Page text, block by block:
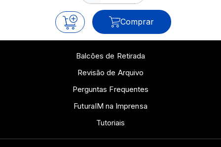
Comprar
Balcões de Retirada
Revisão de Arquivo
Perguntas Frequentes
FuturaIM na Imprensa
Tutoriais